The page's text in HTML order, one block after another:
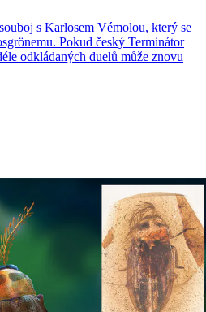
s Karlosem Vémolou, který se
Pokud český Terminátor
odkládaných duelů může znovu